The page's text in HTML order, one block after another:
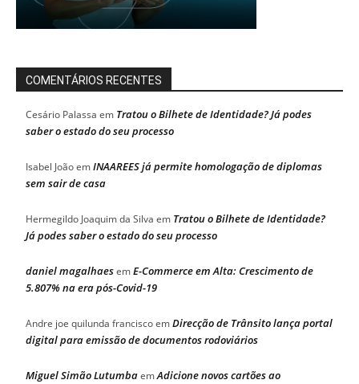
COMENTÁRIOS RECENTES
Cesário Palassa em Tratou o Bilhete de Identidade? Já podes
saber o estado do seu processo
Isabel JoãoemINAAREES já permite homologação de diplomas
sem sair de casa
Hermegildo Joaquim da Silva em Tratou o Bilhete de Identidade?
Já podes saber o estado do seu processo
daniel magalhaesemE-Commerce em Alta: Crescimento de
5.807% na era pós-Covid-19
Andre joe quilunda franciscoemDirecção de Trânsito lança portal
digital para emissão de documentos rodoviários
Miguel Simão LutumbaemAdicione novos cartões ao